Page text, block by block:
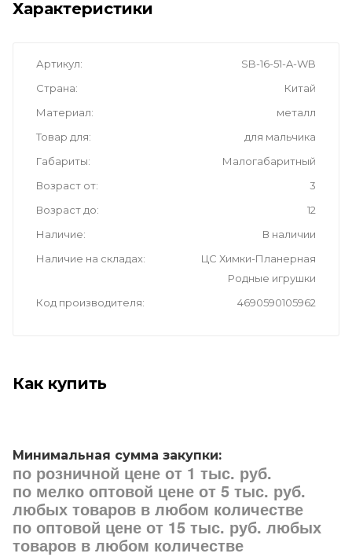
Характеристики
Артикул
SB-16-51-A-WB
Страна
Китай
Материал
металл
Товар для
для мальчика
Габариты
Малогабаритный
Возраст от
3
Возраст до
12
Наличие
В наличии
Наличие на складах
ЦС Химки-Планерная
Родные игрушки
Код производителя
4690590105962
Как купить
Минимальная сумма закупки:
по розничной цене от 1 тыс. руб.
по мелко оптовой цене от 5 тыс. руб.
любых товаров в любом количестве
по оптовой цене от 15 тыс. руб. любых
товаров в любом количестве